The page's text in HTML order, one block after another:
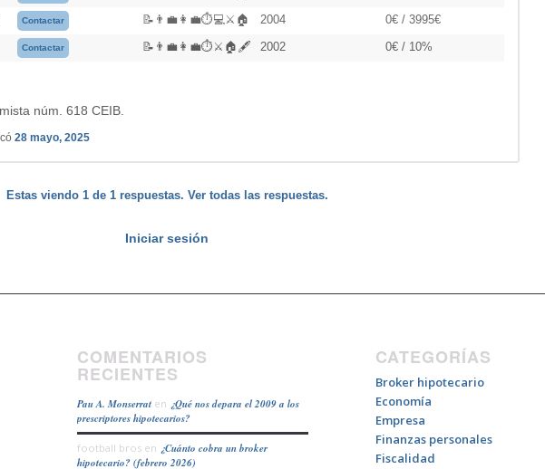
Contactar 📝👨‍💼👩‍💼⏱️💻⚔️🏠 2004
0€ / 3995€
Contactar 📝👨‍💼👩‍💼⏱️⚔️🏠🖋️ 2002 0€ / 10%
núm. 618 CEIB.
28 mayo, 2025
Estas viendo 1 de 1 respuestas. Ver todas las respuestas.
Iniciar sesión
COMENTARIOS
RECIENTES
Pau A. Monserraten ¿Qué nos depara el 2009 a los
prescriptores hipotecarios?
football brosen ¿Cuánto cobra un broker
hipotecario? (febrero 2026)
CATEGORÍAS
Broker hipotecario
Economía
Empresa
Finanzas personales
Fiscalidad